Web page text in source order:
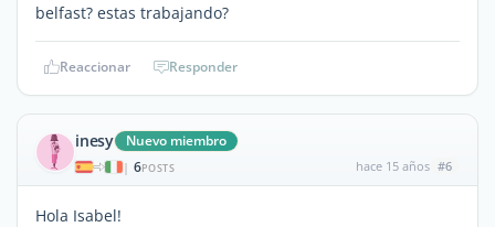
belfast? estas trabajando?
Reaccionar Responder
inesy Nuevo miembro
| 6POSTS hace 15 años #6
Hola Isabel!